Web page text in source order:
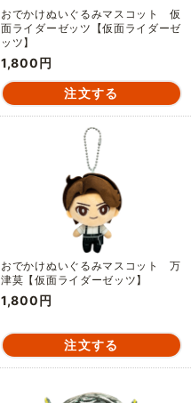
おでかけぬいぐるみマスコット 仮
面ライダーゼッツ【仮面ライダーゼ
ッツ】
1,800円
おでかけぬいぐるみマスコット 万
津莫【仮面ライダーゼッツ】
1,800円